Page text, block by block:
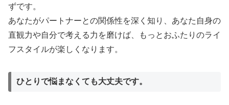
ずです。
あなたがパートナーとの関係性を深く知り、あなた自身の
直観力や自分で考える力を磨けば、もっとおふたりのライ
フスタイルが楽しくなります。
ひとりで悩まなくても大丈夫です。